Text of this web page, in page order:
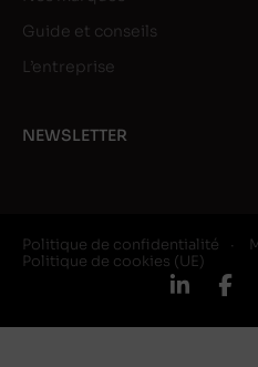
Guide et conseils
L’entreprise
NEWSLETTER
Politique de confidentialité
Politique de cookies (UE)